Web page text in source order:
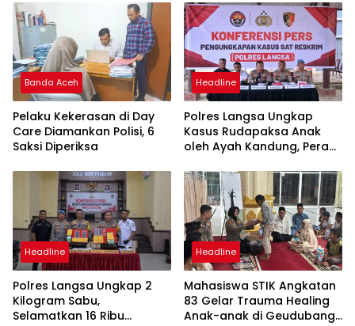
Banda Aceh
Pelaku Kekerasan di Day
Care Diamankan Polisi, 6
Saksi Diperiksa
Headline
Polres Langsa Ungkap
Kasus Rudapaksa Anak
oleh Ayah Kandung, Peran
Pelaku Ditangkap
Headline
Polres Langsa Ungkap 2
Kilogram Sabu,
Selamatkan 16 Ribu
Headline
Mahasiswa STIK Angkatan
83 Gelar Trauma Healing
Anak-anak di Geudubang